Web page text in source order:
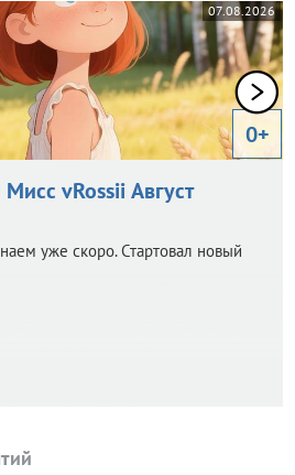
07.08.2026
0+
vRossii Август
уже скоро. Стартовал новый